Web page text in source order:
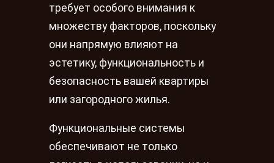
требует особого внимания к
множеству факторов, поскольку
они напрямую влияют на
эстетику, функциональность и
безопасность вашей квартиры
или загородного жилья.
Функциональные системы
обеспечивают не только